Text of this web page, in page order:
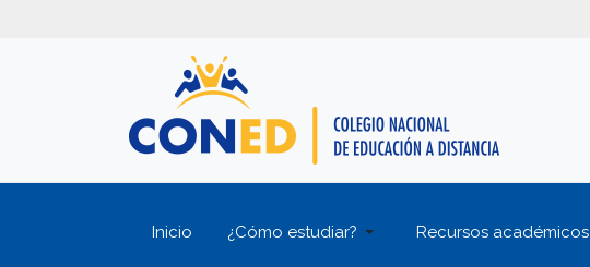
Inicio ¿Cómo estudiar? Recursos académicos